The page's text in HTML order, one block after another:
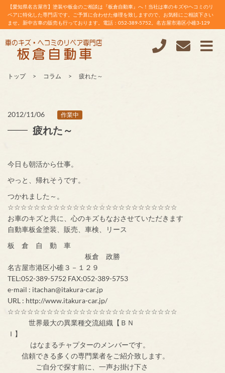
【愛知県名古屋市】塗装や板金のご相談は『板倉自動車』へ！当社は車のキズやヘコミのリ
ペアに特化した専門店です。ご予算に合わせた修理を致しますので、お気軽にご相談下さい
ませ。新中古車の販売も行っております。電話：052-389-5752。名古屋市港区小碓3-129
トップ コラム 疲れた～
2012/11/06 作業中
疲れた～
今日も朝活から仕事。
やっと、帰れそうです。
つかれました～。
☆☆☆☆☆☆☆☆☆☆☆☆☆☆☆☆☆☆☆☆☆☆☆☆☆☆
お車のキズと共に、心のキズもなおさせていただきます
自動車板金塗装、販売、車検、リース
板 倉 自 動 車
板倉 政勝
名古屋市港区小碓３－１２９
TEL:052-389-5752 FAX:052-389-5753
e-mail : itachan@itakura-car.jp
URL : http://www.itakura-car.jp/
☆☆☆☆☆☆☆☆☆☆☆☆☆☆☆☆☆☆☆☆☆☆☆☆☆☆
世界最大の異業種交流組織【ＢＮ
Ｉ】
はなまるチャプターのメンバーです。
信頼できる多くの専門業者をご紹介致します。
ご自分で探す前に、一声お掛け下さ